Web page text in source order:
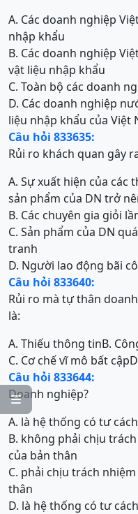

A. Các doanh nghiệp
nhập khẩu
B. Các doanh nghiệp
vật liệu nhập khẩu
C. Toàn bộ các doanh
D. Các doanh nghiệp
liệu nhập khẩu của Việt
Câu hỏi 833635:
Rủi ro khách quan gây
A. Sự xuất hiện của các
sản phẩm của DN trở
B. Các chuyên gia giỏi
C. Sản phẩm của DN
tranh
D. Người lao động bãi
Câu hỏi 833640:
Rủi ro mà tự thân
là:
A. Thiếu thông tinB.
C. Cơ chế vĩ mô bất cập
Câu hỏi 833644:
Doanh nghiệp?
A. là hệ thống có tư
B. không phải chịu
của bản thân
C. phải chịu trách
thân
D. là hệ thống có tư